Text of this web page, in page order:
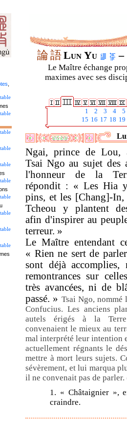
論語Lun Yu –
Le Maître échange
maximes avec ses
1 2 3 4
5
15 16 17 18 19
Ngai, prince de Lou,
Tsai Ngo au sujet des
l'honneur de la
répondit : « Les Hia
pins, et les [Chang]-In,
Tcheou y plantent
afin d'inspirer au
terreur. »
Le Maître entendant
« Rien ne sert de
sont déjà
remontrances sur
très avancées, ni de
passé. » Tsai Ngo,
Confucius. Les anciens
autels érigés à la
convenaient le mieux au
mal interprété leur intention
actuellement régnants le
mettre à mort leurs sujets.
sévèrement, et lui marqua
il ne convenait pas de
1. « Châtaignier »,
craindre.
table
table
table
table
table
table
table
table
table
table